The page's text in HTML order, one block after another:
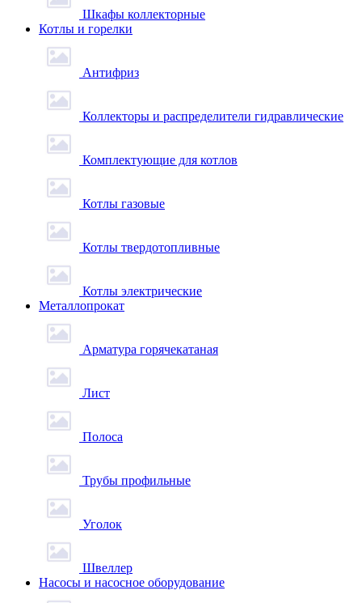
Шкафы коллекторные
Котлы и горелки
Антифриз
Коллекторы и распределители гидравлические
Комплектующие для котлов
Котлы газовые
Котлы твердотопливные
Котлы электрические
Металлопрокат
Арматура горячекатаная
Лист
Полоса
Трубы профильные
Уголок
Швеллер
Насосы и насосное оборудование